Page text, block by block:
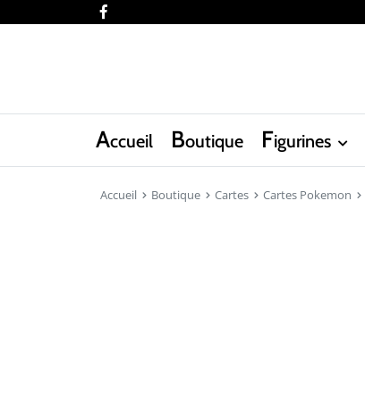
facebook
Accueil Boutique Figurines
Accueil Boutique Cartes Cartes Pokemon